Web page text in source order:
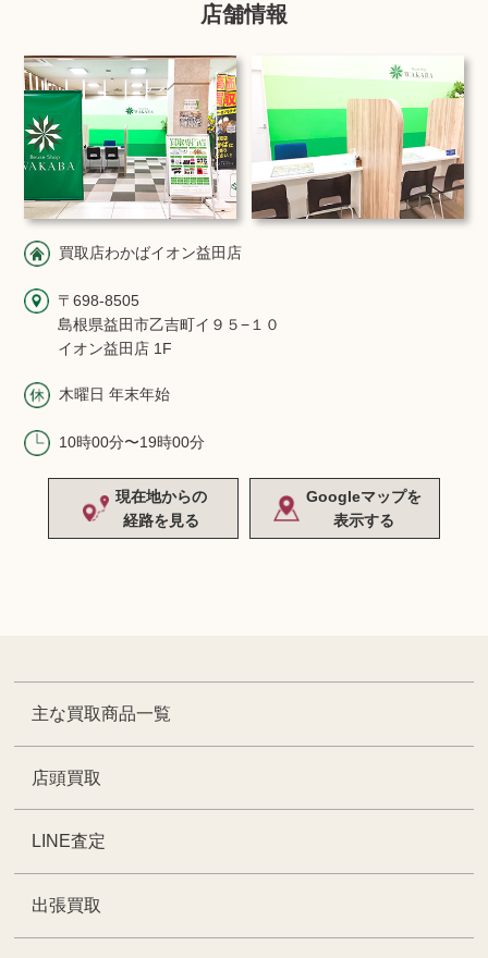
店舗情報
買取店わかばイオン益田店
〒698-8505
島根県益田市乙吉町イ９５−１０
イオン益田店 1F
木曜日 年末年始
10時00分〜19時00分
現在地からの
経路を見る
Googleマップを
表示する
主な買取商品一覧
店頭買取
LINE査定
出張買取